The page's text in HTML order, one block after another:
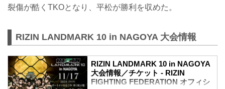
裂傷が酷くTKOとなり、平松が勝利を収めた。
RIZIN LANDMARK 10 in NAGOYA 大会情報
RIZIN LANDMARK 10 in NAGOYA
大会情報／チケット - RIZIN
FIGHTING FEDERATION オフィシ